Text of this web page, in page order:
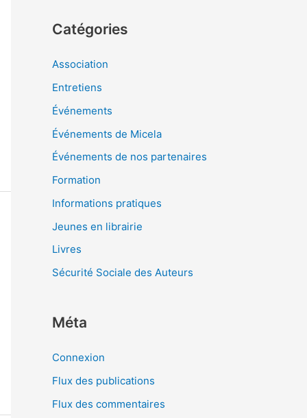
Catégories
Association
Entretiens
Événements
Événements de Micela
Événements de nos partenaires
Formation
Informations pratiques
Jeunes en librairie
Livres
Sécurité Sociale des Auteurs
Méta
Connexion
Flux des publications
Flux des commentaires